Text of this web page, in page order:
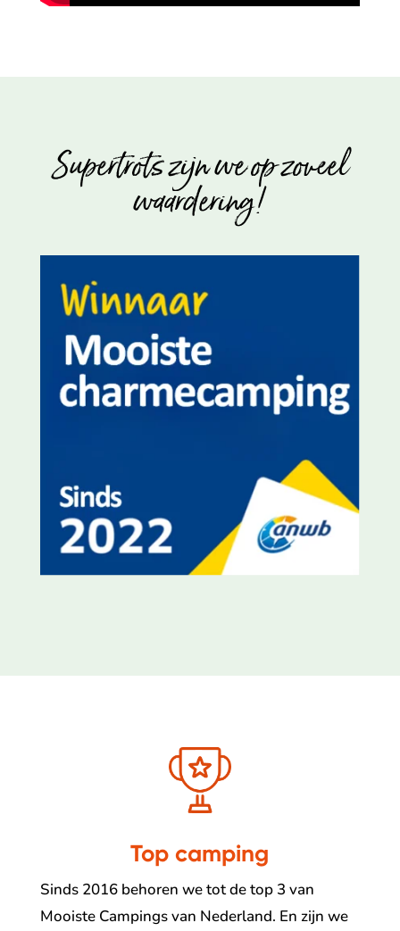
Supertrots zijn we op zoveel
waardering!
Top camping
Sinds 2016 behoren we tot de top 3 van
Mooiste Campings van Nederland. En zijn we